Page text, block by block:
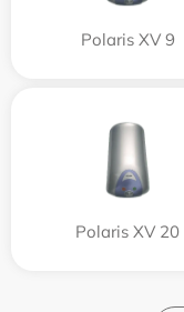
Polaris XV 9
Polaris XV 20